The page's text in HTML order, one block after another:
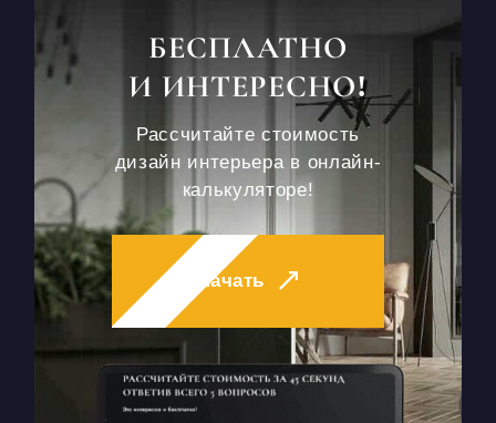
БЕСПЛАТНО
И ИНТЕРЕСНО!
Рассчитайте стоимость
дизайн интерьера в онлайн-
калькуляторе!
Начать